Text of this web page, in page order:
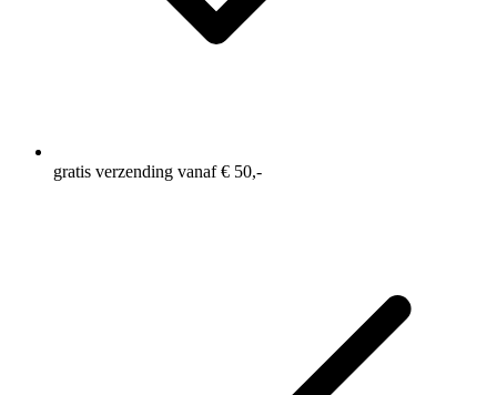
gratis verzending vanaf € 50,-